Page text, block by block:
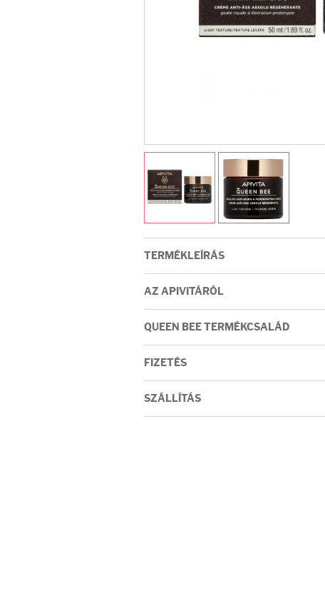
TERMÉKLEÍRÁS
AZ APIVITÁRÓL
QUEEN BEE TERMÉKCSALÁD
FIZETÉS
SZÁLLÍTÁS